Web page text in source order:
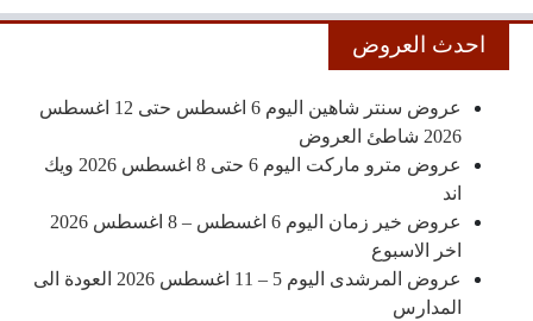
احدث العروض
عروض سنتر شاهين اليوم 6 اغسطس حتى 12 اغسطس
2026 شاطئ العروض
عروض مترو ماركت اليوم 6 حتى 8 اغسطس 2026 ويك
اند
عروض خير زمان اليوم 6 اغسطس – 8 اغسطس 2026
اخر الاسبوع
عروض المرشدى اليوم 5 – 11 اغسطس 2026 العودة الى
المدارس